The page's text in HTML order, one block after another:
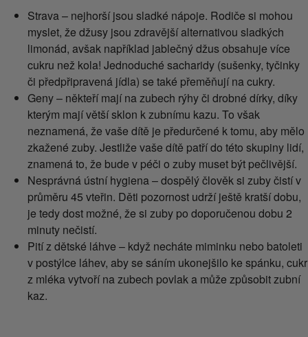
Strava – nejhorší jsou sladké nápoje. Rodiče si mohou
myslet, že džusy jsou zdravější alternativou sladkých
limonád, avšak například jablečný džus obsahuje více
cukru než kola! Jednoduché sacharidy (sušenky, tyčinky
či předpřipravená jídla) se také přeměňují na cukry.
Geny – někteří mají na zubech rýhy či drobné dírky, díky
kterým mají větší sklon k zubnímu kazu. To však
neznamená, že vaše dítě je předurčené k tomu, aby mělo
zkažené zuby. Jestliže vaše dítě patří do této skupiny lidí,
znamená to, že bude v péči o zuby muset být pečlivější.
Nesprávná ústní hygiena – dospělý člověk si zuby čistí v
průměru 45 vteřin. Děti pozornost udrží ještě kratší dobu,
je tedy dost možné, že si zuby po doporučenou dobu 2
minuty nečistí.
Pití z dětské láhve – když necháte miminku nebo batoleti
v postýlce láhev, aby se sáním ukonejšilo ke spánku, cukr
z mléka vytvoří na zubech povlak a může způsobit zubní
kaz.